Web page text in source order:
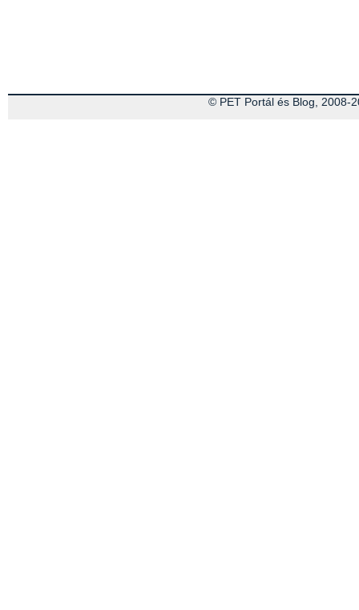
© PET Portál és Blog, 2008-